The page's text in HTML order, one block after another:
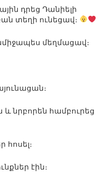
դրեց Դանիելի
տեղի ունեցավ։
մեղմացավ։
նրբորեն համբուրեց
հոսել։
էին։